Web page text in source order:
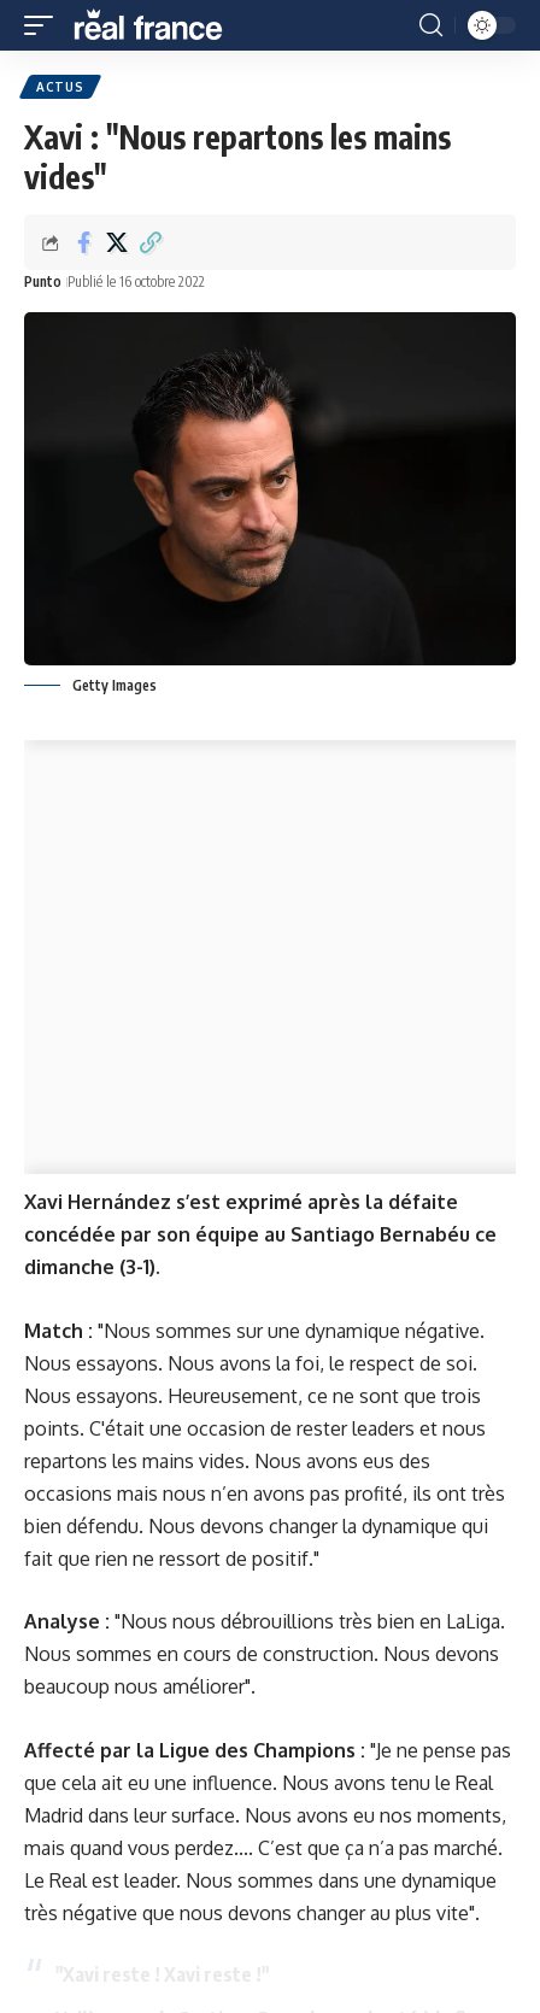
ACTUS
Xavi : "Nous repartons les mains
vides"
Punto Publié le 16 octobre 2022
Getty Images
Xavi Hernández s’est exprimé après la défaite
concédée par son équipe au Santiago Bernabéu ce
dimanche (3-1).
Match : "Nous sommes sur une dynamique négative.
Nous essayons. Nous avons la foi, le respect de soi.
Nous essayons. Heureusement, ce ne sont que trois
points. C'était une occasion de rester leaders et nous
repartons les mains vides. Nous avons eus des
occasions mais nous n’en avons pas profité, ils ont très
bien défendu. Nous devons changer la dynamique qui
fait que rien ne ressort de positif."
Analyse : "Nous nous débrouillions très bien en LaLiga.
Nous sommes en cours de construction. Nous devons
beaucoup nous améliorer".
Affecté par la Ligue des Champions : "Je ne pense pas
que cela ait eu une influence. Nous avons tenu le Real
Madrid dans leur surface. Nous avons eu nos moments,
mais quand vous perdez.... C’est que ça n’a pas marché.
Le Real est leader. Nous sommes dans une dynamique
très négative que nous devons changer au plus vite".